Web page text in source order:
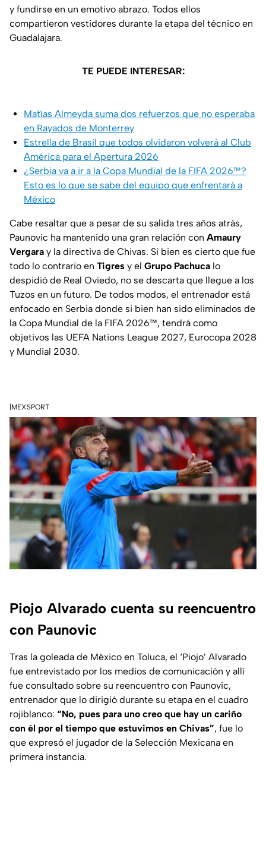
y fundirse en un emotivo abrazo. Todos ellos
compartieron vestidores durante la etapa del técnico en
Guadalajara.
TE PUEDE INTERESAR:
Matías Almeyda suma dos refuerzos que no esperaba
en Rayados de Monterrey
Estrella de Brasil que todos olvidaron volverá al Club
América para el Apertura 2026
¿Serbia va a ir a la Copa Mundial de la FIFA 2026™?
Esto es lo que se sabe del equipo que enfrentará a
México
Cabe resaltar que a pesar de su salida tres años atrás,
Paunovic ha mantenido una gran relación con Amaury
Vergara y la directiva de Chivas. Si bien es cierto que fue
todo lo contrario en Tigres y el Grupo Pachuca lo
despidió de Real Oviedo, no se descarta que llegue a los
Tuzos en un futuro. De todos modos, el entrenador está
enfocado en Serbia donde si bien han sido eliminados de
la Copa Mundial de la FIFA 2026™, tendrá como
objetivos las UEFA Nations League 2027, Eurocopa 2028
y Mundial 2030.
|MEXSPORT
Piojo Alvarado cuenta su reencuentro
con Paunovic
Tras la goleada de México en Toluca, el ‘Piojo’ Alvarado
fue entrevistado por los medios de comunicación y allí
fue consultado sobre su reencuentro con Paunovic,
entrenador que lo dirigió durante su etapa en el cuadro
rojiblanco: “No, pues para uno creo que hay un cariño
con él por el tiempo que estuvimos en Chivas”, fue lo
que expresó el jugador de la Selección Mexicana en
primera instancia.